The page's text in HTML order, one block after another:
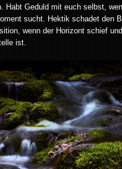
Habt Geduld mit euch selbst,
sucht. Hektik schadet den
wenn der Horizont schief
ist.